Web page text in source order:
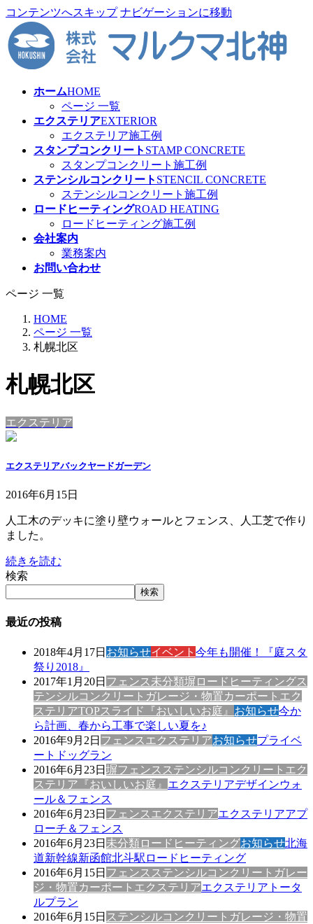
コンテンツへスキップ ナビゲーションに移動
ホームHOME
ページ 一覧
エクステリアEXTERIOR
エクステリア施工例
スタンプコンクリート STAMP CONCRETE
スタンプコンクリート施工例
ステンシルコンクリート STENCIL CONCRETE
ステンシルコンクリート施工例
ロードヒーティングROAD HEATING
ロードヒーティング施工例
会社案内
業務案内
お問い合わせ
ページ 一覧
HOME
ページ 一覧
札幌北区
札幌北区
エクステリア
エクステリアバックヤードガーデン
2016年6月15日
人工木のデッキに塗り壁ウォールとフェンス、人工芝で作り
ました。
続きを読む
検索
検索
最近の投稿
2018年4月17日 お知らせイベント 今年も開催！『庭スタ
祭り2018』
2017年1月20日 フェンス 未分類塀 ロードヒーティングス
テンシルコンクリート ガレージ・物置カーポート エク
ステリアTOPスライド 『おいしいお庭』 お知らせ今か
ら計画、春から工事で楽しい夏を♪
2016年9月2日 フェンス エクステリアお知らせプライベ
ートドッグラン
2016年6月23日 塀フェンス ステンシルコンクリート エク
ステリア 『おいしいお庭』 エクステリアデザインウォ
ール＆フェンス
2016年6月23日 フェンス エクステリアエクステリアアプ
ローチ＆フェンス
2016年6月23日 未分類ロードヒーティングお知らせ北海
道新幹線新函館北斗駅ロードヒーティング
2016年6月15日 フェンス ステンシルコンクリート ガレー
ジ・物置カーポート エクステリアエクステリアトータ
ルプラン
2016年6月15日 ステンシルコンクリート ガレージ・物置